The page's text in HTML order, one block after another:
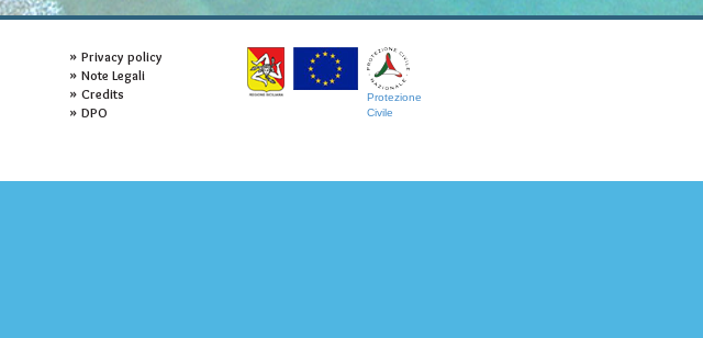
Privacy policy
Note Legali
Credits
DPO
Protezione
Civile